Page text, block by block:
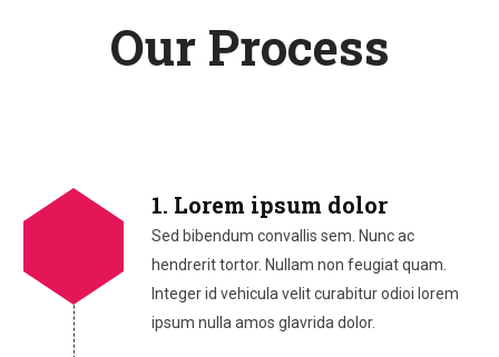
Our Process
1. Lorem ipsum dolor
Sed bibendum convallis sem. Nunc ac
hendrerit tortor. Nullam non feugiat quam.
Integer id vehicula velit curabitur odioi lorem
ipsum nulla amos glavrida dolor.